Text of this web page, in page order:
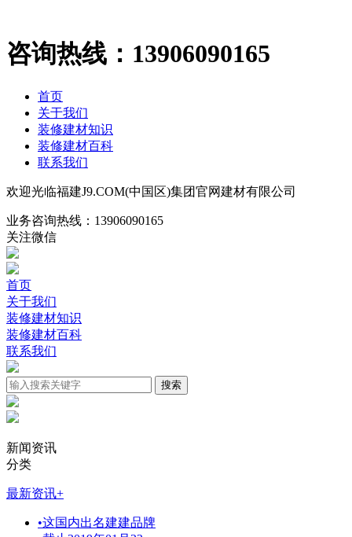
咨询热线： 13906090165
首页
关于我们
装修建材知识
装修建材百科
联系我们
欢迎光临福建J9.COM(中国区)集团官网建材有限公司
业务咨询热线： 13906090165
关注微信
首页
关于我们
装修建材知识
装修建材百科
联系我们
新闻资讯
分类
最新资讯+
•这国内出名建建品牌